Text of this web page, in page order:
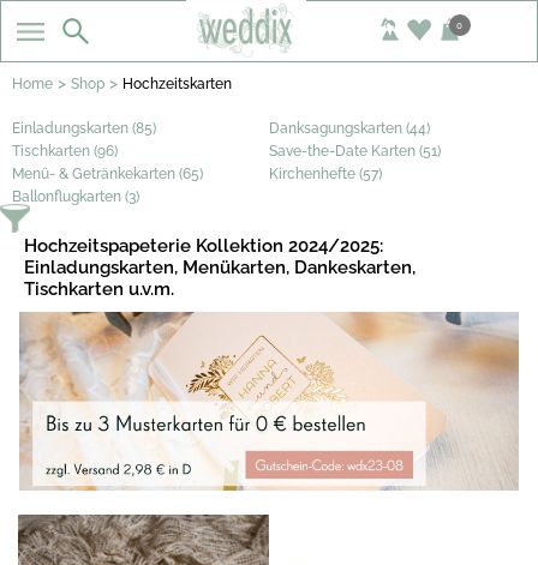
0
Home > Shop > Hochzeitskarten
Einladungskarten (85)
Danksagungskarten (44)
Tischkarten (96)
Save-the-Date Karten (51)
Menü- & Getränkekarten (65)
Kirchenhefte (57)
Ballonflugkarten (3)
Hochzeitspapeterie Kollektion 2024/2025:
Einladungskarten, Menükarten, Dankeskarten,
Tischkarten u.v.m.